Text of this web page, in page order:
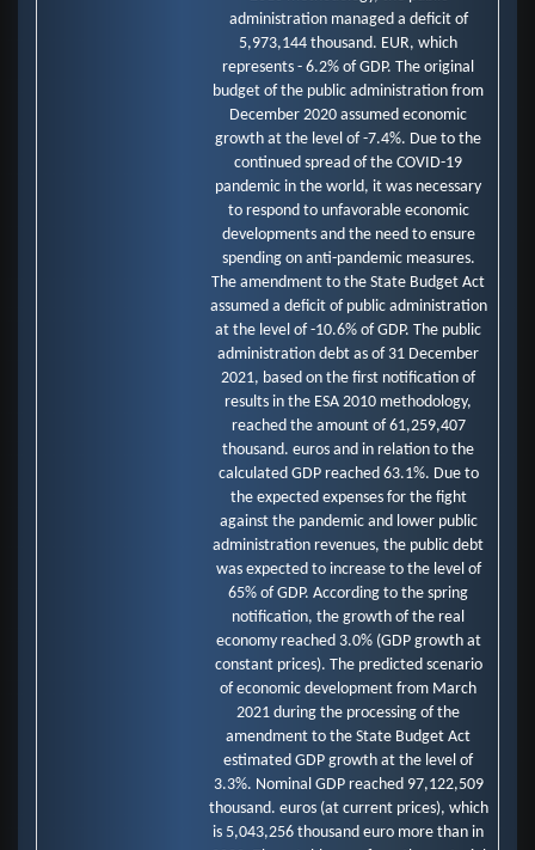
administration managed a deficit of
5,973,144 thousand. EUR, which
represents - 6.2% of GDP. The original
budget of the public administration from
December 2020 assumed economic
growth at the level of -7.4%. Due to the
continued spread of the COVID-19
pandemic in the world, it was necessary
to respond to unfavorable economic
developments and the need to ensure
spending on anti-pandemic measures.
The amendment to the State Budget Act
assumed a deficit of public administration
at the level of -10.6% of GDP. The public
administration debt as of 31 December
2021, based on the first notification of
results in the ESA 2010 methodology,
reached the amount of 61,259,407
thousand. euros and in relation to the
calculated GDP reached 63.1%. Due to
the expected expenses for the fight
against the pandemic and lower public
administration revenues, the public debt
was expected to increase to the level of
65% of GDP. According to the spring
notification, the growth of the real
economy reached 3.0% (GDP growth at
constant prices). The predicted scenario
of economic development from March
2021 during the processing of the
amendment to the State Budget Act
estimated GDP growth at the level of
3.3%. Nominal GDP reached 97,122,509
thousand. euros (at current prices), which
is 5,043,256 thousand euro more than in